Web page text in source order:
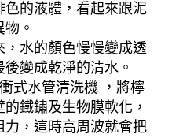
的液體，看起來跟泥
。
水的顏色慢慢變成透
變成乾淨的清水。
式水管清洗機 ，將檸
鐵鏽及生物膜軟化，
，這時高周波就會把